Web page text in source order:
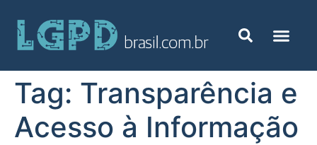
Tag: Transparência e
Acesso à Informação